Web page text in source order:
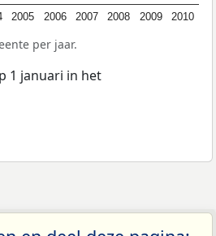
2005 2006 2007 2008 2009 2010
per jaar.
1 januari in het